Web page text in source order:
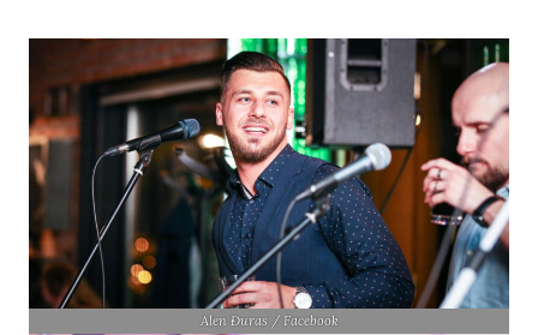
Alen Đuras / Facebook